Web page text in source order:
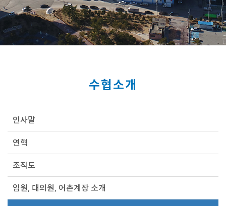
수협소개
인사말
연혁
조직도
임원, 대의원, 어촌계장 소개